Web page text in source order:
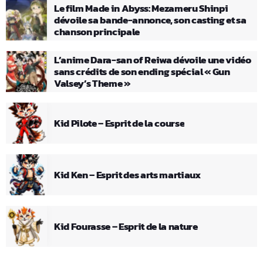
Le film Made in Abyss: Mezameru Shinpi
dévoile sa bande-annonce, son casting et sa
chanson principale
L’anime Dara-san of Reiwa dévoile une vidéo
sans crédits de son ending spécial « Gun
Valsey’s Theme »
Kid Pilote – Esprit de la course
Kid Ken – Esprit des arts martiaux
Kid Fourasse – Esprit de la nature